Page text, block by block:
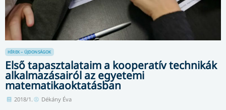
HÍREK – ÚJDONSÁGOK
Első tapasztalataim a kooperatív technikák
alkalmazásairól az egyetemi
matematikaoktatásban
2018/1. Dékány Éva